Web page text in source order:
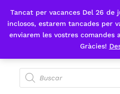
Tancat per vacances Del 26 de
inclosos, estarem tancades per
enviarem les vostres comandes
Gràcies!
Fes-te'n sòcia